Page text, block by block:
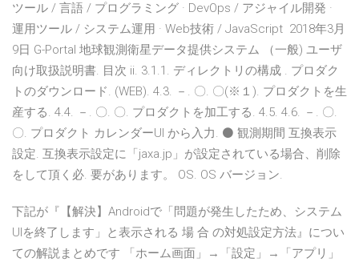
ツール / 言語 / プログラミング · DevOps / アジャイル開発 ·
運用ツール / システム運用 · Web技術 / JavaScript 2018年3月
9日 G-Portal 地球観測衛星データ提供システム （一般) ユーザ
向け取扱説明書. 目次 ii. 3.1.1. ディレクトリの構成 . プロダク
トのダウンロード. (WEB). 4.3. －. 〇. 〇(※１). プロダクトを生
産する. 4.4. －. 〇. 〇. プロダクトを加工する. 4.5. 4.6. －. 〇.
〇. プロダクト カレンダーUI から入力. ⚫ 観測期間 互換表示
設定. 互換表示設定に「jaxa.jp」が設定されている場合、削除
をして頂く必. 要があります。 OS. OS バージョン.
下記が『【解決】Androidで「問題が発生したため、システム
UIを終了します」と表示される 場 合 の対処設定方法』につい
ての解説まとめです 「ホーム画面」→「設定」→「アプリ」